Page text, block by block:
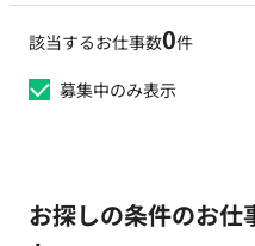
該当するお仕事数0件
募集中のみ表示
お探しの条件のお仕